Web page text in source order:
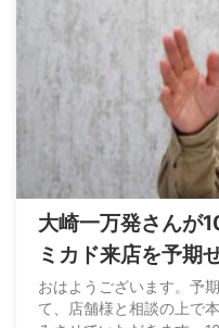
大崎一万発さんが
ミカド来店を予期
休む→当然シバタ
おはようございます。予
て、店舗様と相談の上で